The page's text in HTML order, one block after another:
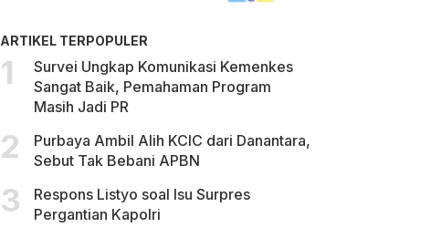
ARTIKEL TERPOPULER
Survei Ungkap Komunikasi Kemenkes
Sangat Baik, Pemahaman Program
Masih Jadi PR
Purbaya Ambil Alih KCIC dari Danantara,
Sebut Tak Bebani APBN
Respons Listyo soal Isu Surpres
Pergantian Kapolri